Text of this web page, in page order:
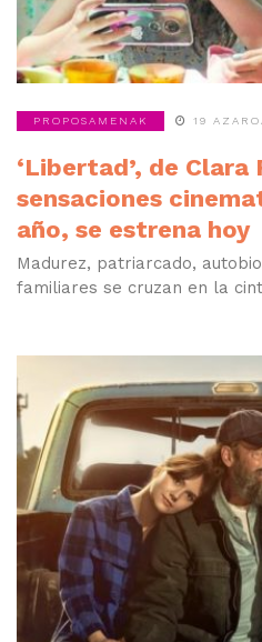
PROPOSAMENAK 19
‘Libertad’, de
sensaciones
año, se estrena hoy
Madurez, patriarcado,
familiares se cruzan en la